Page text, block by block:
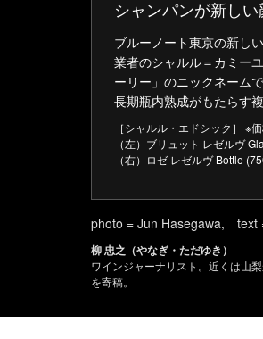
シャンパンが新しい
ブルーノート東京の新し
業者のシャルル＝カミー
ーリー」のニックネーム
長期瓶内熟成がもたらす
［シャルル・エドシック］ ※
（左）ブリュット レゼルヴ
（右）ロゼ レゼルヴ Bottle
photo = Jun Hasegawa, text
柳 忠之（やなぎ・ただゆき）
ワインジャーナリスト。近くは山
を寄稿。